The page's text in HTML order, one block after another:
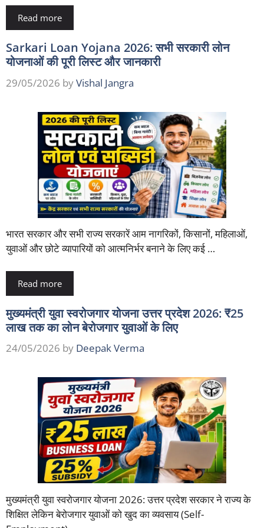
Read more
Sarkari Loan Yojana 2026: सभी सरकारी लोन
योजनाओं की पूरी लिस्ट और जानकारी
29/05/2026 byVishal Jangra
भारत सरकार और सभी राज्य सरकारें आम नागरिकों, किसानों, महिलाओं,
युवाओं और छोटे व्यापारियों को आत्मनिर्भर बनाने के लिए कई …
Read more
मुख्यमंत्री युवा स्वरोजगार योजना उत्तर प्रदेश 2026: ₹25
लाख तक का लोन बेरोजगार युवाओं के लिए
24/05/2026 by Deepak Verma
मुख्यमंत्री युवा स्वरोजगार योजना 2026: उत्तर प्रदेश सरकार ने राज्य के
शिक्षित लेकिन बेरोजगार युवाओं को खुद का व्यवसाय (Self-